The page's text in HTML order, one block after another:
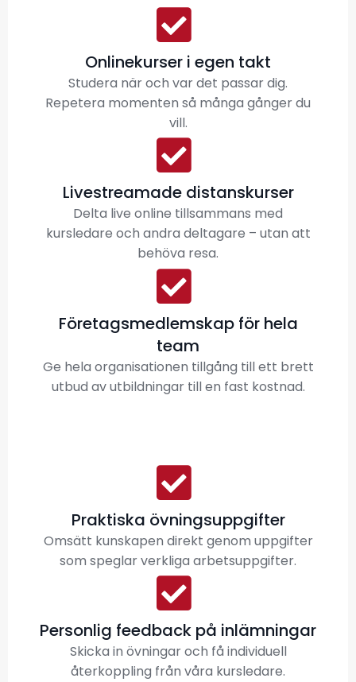
Onlinekurser i egen takt
Studera när och var det passar dig.
Repetera momenten så många gånger du
vill.
Livestreamade distanskurser
Delta live online tillsammans med
kursledare och andra deltagare – utan att
behöva resa.
Företagsmedlemskap för hela
team
Ge hela organisationen tillgång till ett brett
utbud av utbildningar till en fast kostnad.
Praktiska övningsuppgifter
Omsätt kunskapen direkt genom uppgifter
som speglar verkliga arbetsuppgifter.
Personlig feedback på inlämningar
Skicka in övningar och få individuell
återkoppling från våra kursledare.